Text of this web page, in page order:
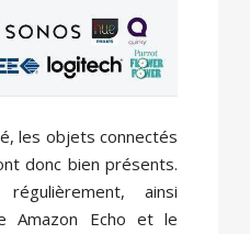
les objets connectés
donc bien présents.
ainsi
Amazon Echo et le